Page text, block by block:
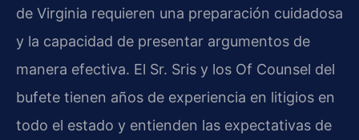
de Virginia requieren una preparación cuidadosa
y la capacidad de presentar argumentos de
manera efectiva. El Sr. Sris y los Of Counsel del
bufete tienen años de experiencia en litigios en
todo el estado y entienden las expectativas de